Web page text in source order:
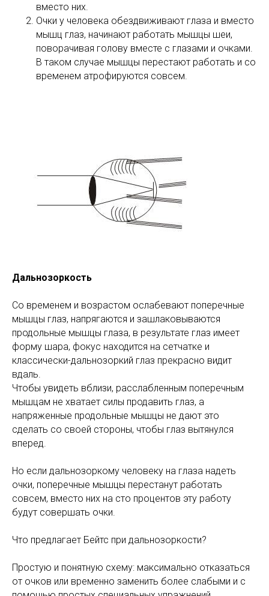
вместо них.
Очки у человека обездвиживают глаза и вместо
мышц глаз, начинают работать мышцы шеи,
поворачивая голову вместе с глазами и очками.
В таком случае мышцы перестают работать и со
временем атрофируются совсем.
Дальнозоркость
Со временем и возрастом ослабевают поперечные
мышцы глаз, напрягаются и зашлаковываются
продольные мышцы глаза, в результате глаз имеет
форму шара, фокус находится на сетчатке и
классически-дальнозоркий глаз прекрасно видит
вдаль.
Чтобы увидеть вблизи, расслабленным поперечным
мышцам не хватает силы продавить глаз, а
напряженные продольные мышцы не дают это
сделать со своей стороны, чтобы глаз вытянулся
вперед.
Но если дальнозоркому человеку на глаза надеть
очки, поперечные мышцы перестанут работать
совсем, вместо них на сто процентов эту работу
будут совершать очки.
Что предлагает Бейтс при дальнозоркости?
Простую и понятную схему: максимально отказаться
от очков или временно заменить более слабыми и с